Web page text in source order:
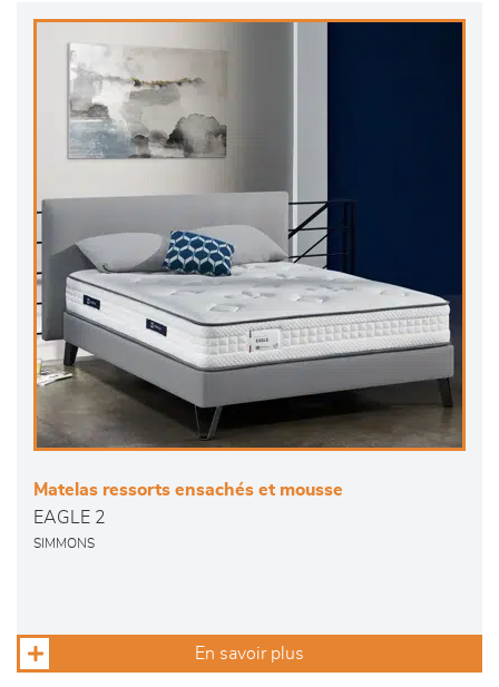
Matelas ressorts ensachés et mousse
EAGLE 2
SIMMONS
En savoir plus